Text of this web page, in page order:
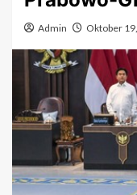
Admin Oktober